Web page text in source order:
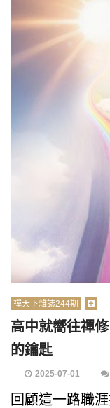
禪天下雜誌244期
高中就嚮往禪
的鑰匙
2025-07-01
回顧這一路職